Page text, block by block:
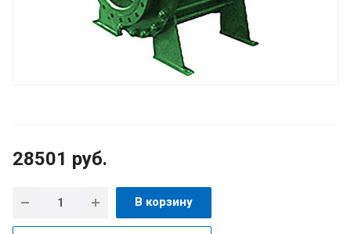
28501 руб.
В корзину